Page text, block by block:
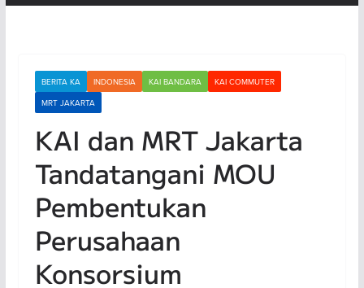
BERITA KA INDONESIA KAI BANDARA
KAI COMMUTER
MRT JAKARTA
KAI dan MRT Jakarta
Tandatangani MOU
Pembentukan
Perusahaan
Konsorsium